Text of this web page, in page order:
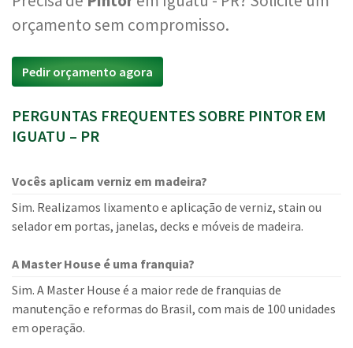
orçamento sem compromisso.
Pedir orçamento agora
PERGUNTAS FREQUENTES SOBRE PINTOR EM
IGUATU – PR
Vocês aplicam verniz em madeira?
Sim. Realizamos lixamento e aplicação de verniz, stain ou
selador em portas, janelas, decks e móveis de madeira.
A Master House é uma franquia?
Sim. A Master House é a maior rede de franquias de
manutenção e reformas do Brasil, com mais de 100 unidades
em operação.